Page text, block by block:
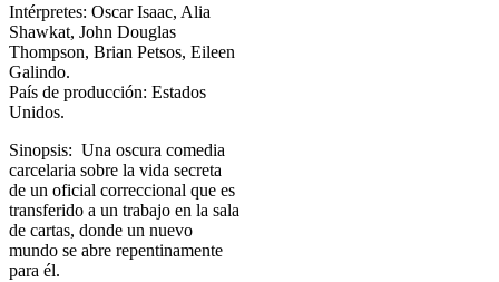
Intérpretes: Oscar Isaac, Alia
Shawkat, John Douglas
Thompson, Brian Petsos, Eileen
Galindo.
País de producción: Estados
Unidos.
Sinopsis: Una oscura comedia
carcelaria sobre la vida secreta
de un oficial correccional que es
transferido a un trabajo en la sala
de cartas, donde un nuevo
mundo se abre repentinamente
para él.